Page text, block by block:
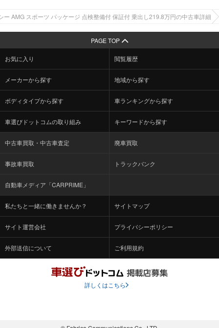
AMG スポーツ パッケージ 点検整備付 保証付 乗出し219.8万円の中古車詳細
PAGE TOP
お気に入り 閲覧履歴
メーカーから探す 地域から探す
ボディタイプから探す 車ランキングから探す
車選びドットコムの取り組み キーワードから探す
中古車買取・中古車査定 廃車買取
事故車買取 トラックバンク
自動車メディア「CARPRIME」
私たちと一緒に働きませんか？ サイトマップ
サイト運営会社 プライバシーポリシー
外部送信について ご利用規約
詳しくはこちら